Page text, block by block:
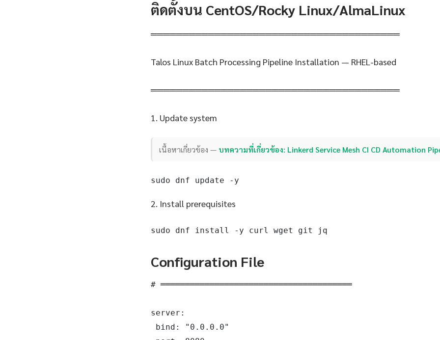
ติดตั้งบน CentOS/Rocky Linux/AlmaLinux
═══════════════════════════════════════
Talos Linux Batch Processing Pipeline Installation — RHEL-based
═══════════════════════════════════════
1. Update system
เนื้อหาเกี่ยวข้อง — บทความที่เกี่ยวข้อง: Linkerd Service Mesh CI CD Automation
sudo dnf update -y
2. Install prerequisites
sudo dnf install -y curl wget git jq
Configuration File
# ═══════════════════════════════════════
server:
bind: "0.0.0.0"